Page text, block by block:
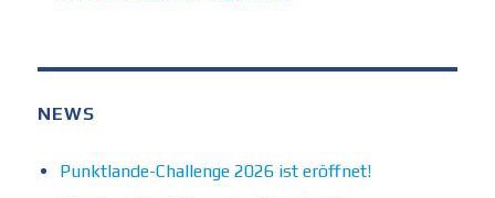
NEWS
Punktlande-Challenge 2026 ist eröffnet!